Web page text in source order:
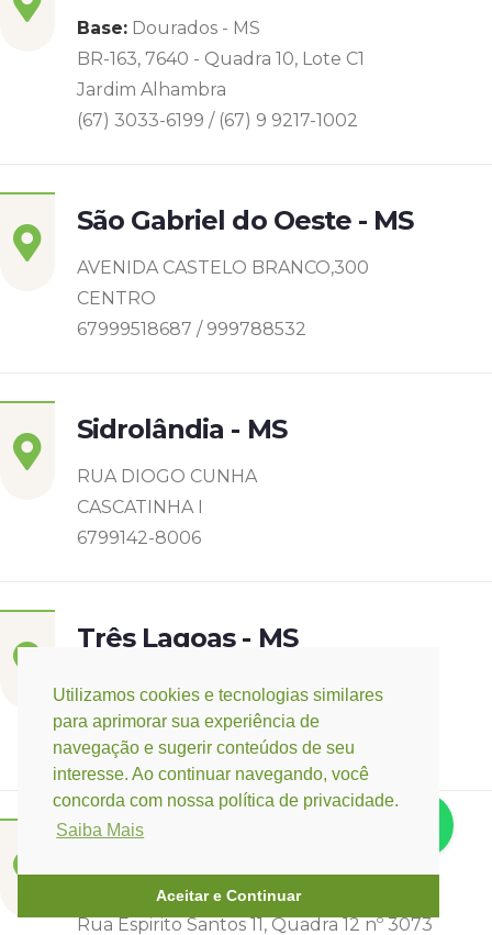
Utilizamos cookies e tecnologias similares
para aprimorar sua experiência de
navegação e sugerir conteúdos de seu
interesse. Ao continuar navegando, você
concorda com nossa política de privacidade.
Saiba Mais
Aceitar e Continuar
Base: Dourados - MS
BR-163, 7640 - Quadra 10, Lote C1
Jardim Alhambra
(67) 3033-6199 / (67) 9 9217-1002
São Gabriel do Oeste - MS
AVENIDA CASTELO BRANCO,300
CENTRO
67999518687 / 999788532
Sidrolândia - MS
RUA DIOGO CUNHA
CASCATINHA I
6799142-8006
Três Lagoas - MS
Rua Eurídice Chagas Cruz, 2675
Centro
(67) 9 9249-5406
Campo Verde - MT
Rondonópolis - MT
Rua Espirito Santos 11, Quadra 12 nº 3073